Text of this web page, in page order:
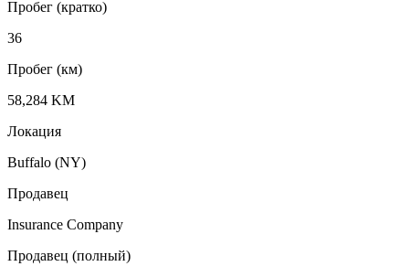
Пробег (кратко)
36
Пробег (км)
58,284 KM
Локация
Buffalo (NY)
Продавец
Insurance Company
Продавец (полный)